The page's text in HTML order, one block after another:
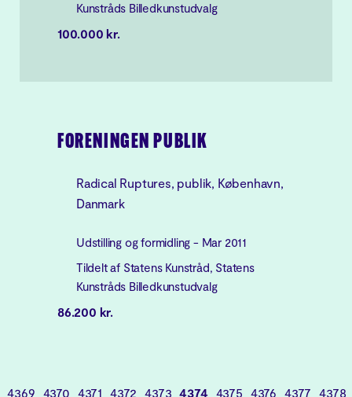
Kunstråds Billedkunstudvalg
100.000 kr.
FORENINGEN PUBLIK
Radical Ruptures, publik, København,
Danmark
Udstilling og formidling - Mar 2011
Tildelt af Statens Kunstråd, Statens
Kunstråds Billedkunstudvalg
86.200 kr.
4369 4370 4371 4372 4373 4374 4375 4376 4377 4378